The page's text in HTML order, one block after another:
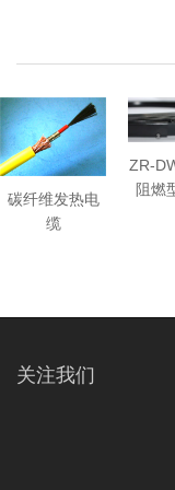
碳纤维发热电
缆
ZR-
阻燃
关注我们